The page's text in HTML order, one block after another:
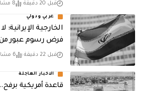
قبل 20 دقيقة 8 مشاهدات
عربي ودولي
الخارجية الإيرانية:
فرض رسوم عبور من
قبل 22 دقيقة 6 مشاهدات
الاخبار العاجلة
قاعدة أمريكية